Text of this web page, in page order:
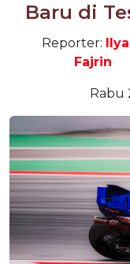
Baru di
Reporter:
Fajrin
Rabu